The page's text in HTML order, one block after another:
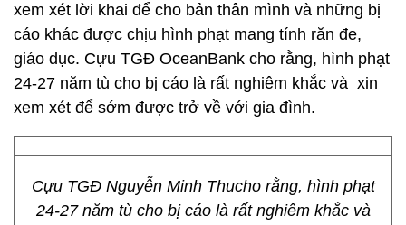
xem xét lời khai để cho bản thân mình và những bị
cáo khác được chịu hình phạt mang tính răn đe,
giáo dục. Cựu TGĐ OceanBank cho rằng, hình phạt
24-27 năm tù cho bị cáo là rất nghiêm khắc và xin
xem xét để sớm được trở về với gia đình.
Cựu TGĐ Nguyễn Minh Thucho rằng, hình phạt
24-27 năm tù cho bị cáo là rất nghiêm khắc và